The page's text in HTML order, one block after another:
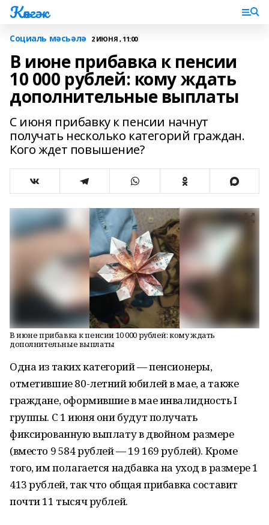
Көнгәк
Социаль мәсьәлә 2 ИЮНЯ , 11:00
В июне прибавка к пенсии
10 000 рублей: кому ждать
дополнительные выплаты
С июня прибавку к пенсии начнут
получать несколько категорий граждан.
Кого ждет повышение?
В июне прибавка к пенсии 10 000 рублей: кому ждать
дополнительные выплаты
Одна из таких категорий — пенсионеры,
отметившие 80-летний юбилей в мае, а также
граждане, оформившие в мае инвалидность I
группы. С 1 июня они будут получать
фиксированную выплату в двойном размере
(вместо 9 584 рублей — 19 169 рублей). Кроме
того, им полагается надбавка на уход в размере 1
413 рублей, так что общая прибавка составит
почти 11 тысяч рублей.